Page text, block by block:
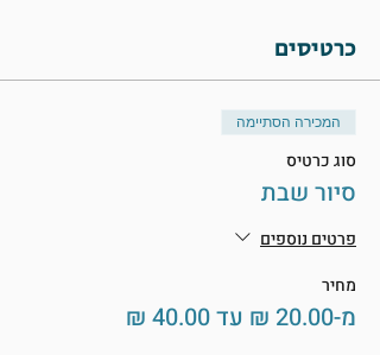
כרטיסים
המכירה הסתיימה
סוג כרטיס
סיור שבת
פרטים נוספים
מחיר
מ-‏20.00 ‏₪ עד ‏40.00 ‏₪